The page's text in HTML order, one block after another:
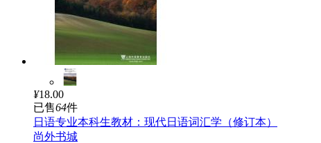
¥18.00
已售64件
日语专业本科生教材：现代日语词汇学（修订本）
尚外书城